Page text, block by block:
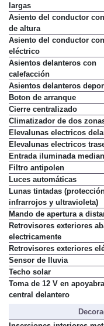
largas
Asiento del conductor
de altura
Asiento del conductor
eléctrico
Asientos delanteros con
calefacción
Asientos delanteros
Boton de arranque
Cierre centralizado
Climatizador de dos
Elevalunas electricos
Elevalunas electricos
Entrada iluminada
Filtro antipolen
Luces automáticas
Lunas tintadas
infrarrojos y ultravioleta)
Mando de apertura a
Retrovisores exteriores
electricamente
Retrovisores exteriores
Sensor de lluvia
Techo solar
Toma de 12 V en
central delantero